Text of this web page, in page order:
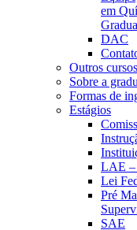
em
DAC
Outros
Sobre a
Formas de
Estágios
LAE –
Lei
Pré
SAE